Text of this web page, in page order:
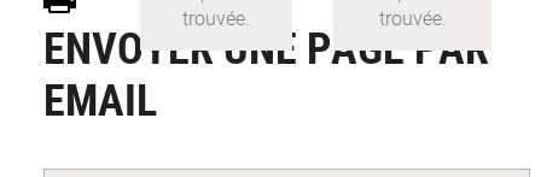
ENVOYER UNE PAGE PAR
EMAIL